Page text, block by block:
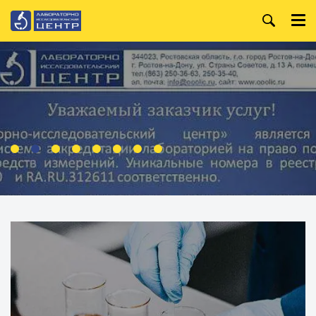
Главная
О компании
Услуги
Анализ лакокрасочных
материалов
Организация и
проведение специальной
оценки условий труда
Производственный
материалов
Анализ металлов и
Анализ нефтепродуктов
+7 (863) 250-36-63
+7 (863) 250-32-09
WhatsApp:
Режим работы:
Пн. — Пт.
8:00 — 18:00